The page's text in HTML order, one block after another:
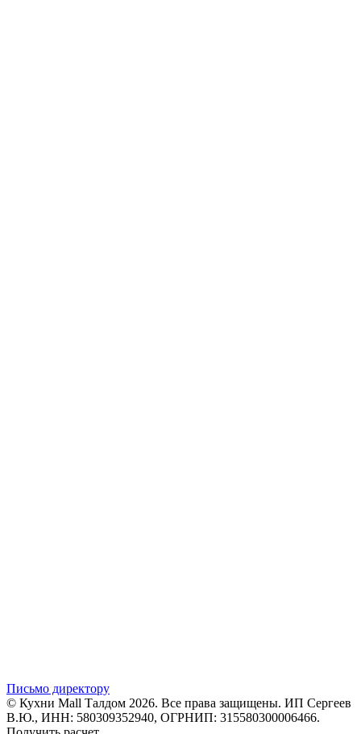
Письмо директору
© Кухни Mall Талдом 2026. Все права защищены. ИП Сергеев
В.Ю., ИНН: 580309352940, ОГРНИП: 315580300006466.